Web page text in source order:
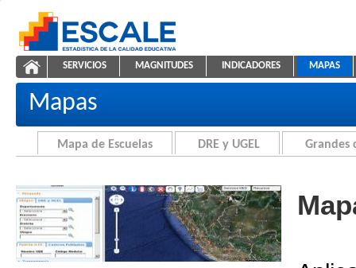
ESCALE - Unidad de Estadística Educativa
Cartografía de la Educación
NAVEGACIÓN
SERVICIOS MAGNITUDES INDICADORES MAPAS
Mapas
Mapa de Escuelas DRE y UGEL Grandes